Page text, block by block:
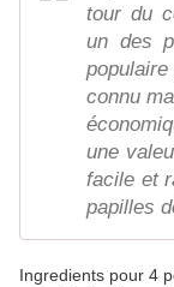
tour du
un des
connu
une
facile et
papilles
Ingredients pour 4